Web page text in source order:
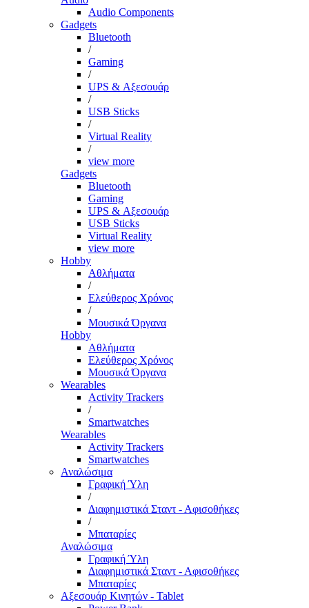
Audio Components
Gadgets
Bluetooth
/
Gaming
/
UPS & Αξεσουάρ
/
USB Sticks
/
Virtual Reality
/
view more
Gadgets
Bluetooth
Gaming
UPS & Αξεσουάρ
USB Sticks
Virtual Reality
view more
Hobby
Αθλήματα
/
Ελεύθερος Χρόνος
/
Μουσικά Όργανα
Hobby
Αθλήματα
Ελεύθερος Χρόνος
Μουσικά Όργανα
Wearables
Activity Trackers
/
Smartwatches
Wearables
Activity Trackers
Smartwatches
Αναλώσιμα
Γραφική Ύλη
/
Διαφημιστικά Σταντ - Αφισοθήκες
/
Μπαταρίες
Αναλώσιμα
Γραφική Ύλη
Διαφημιστικά Σταντ - Αφισοθήκες
Μπαταρίες
Αξεσουάρ Κινητών - Tablet